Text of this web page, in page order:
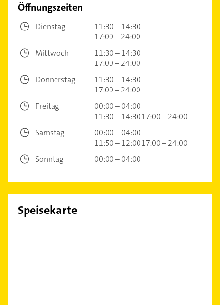
Öffnungszeiten
Dienstag
11:30 – 14:30
17:00 – 24:00
Mittwoch
11:30 – 14:30
17:00 – 24:00
Donnerstag
11:30 – 14:30
17:00 – 24:00
Freitag
00:00 – 04:00
11:30 – 14:3017:00 – 24:00
Samstag
00:00 – 04:00
11:50 – 12:0017:00 – 24:00
Sonntag
00:00 – 04:00
Speisekarte